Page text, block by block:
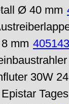
Ø 40 mm
mm
30W